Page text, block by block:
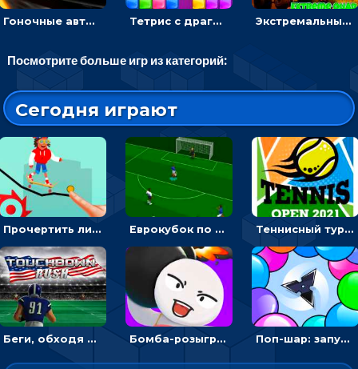
Гоночные авто в пазлах: разбей картинку и собери снова Тетрис с драгоценными камнями: расставляй блоки, чтобы получить линию - головоломка Экстремальные пазлы с квадроциклами: собирать крутые тачки
Посмотрите больше игр из категорий:
Сегодня играют
Прочертить линию, чтобы проехать на скейте, через преграды к финишу - для мальчиков Еврокубок по футболу 2021 в 3D: пасуй мяч и бей по воротам соперника Теннисный турнир: подавать или отбивать шарик ракеткой
Беги, обходя соперников и собирай бонусы - американский футбол Бомба-розыгрыш: передавай и беги – 3D гиперказуалка Поп-шар: запускать колючку, чтобы лопать воздушные шарики